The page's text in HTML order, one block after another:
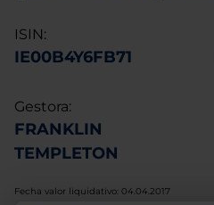
ISIN:
IE00B4Y6FB71
Gestora:
FRANKLIN
TEMPLETON
Fecha valor liquidativo: 04.04.2017